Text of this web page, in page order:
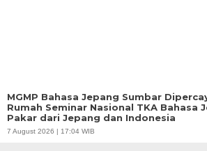
MGMP Bahasa Jepang Sumbar
Rumah Seminar Nasional TKA Bahasa
Pakar dari Jepang dan Indonesia
7 August 2026 | 17:04 WIB